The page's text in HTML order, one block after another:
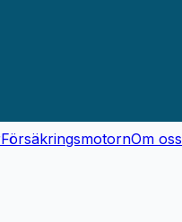
FörsäkringsmotornOm oss